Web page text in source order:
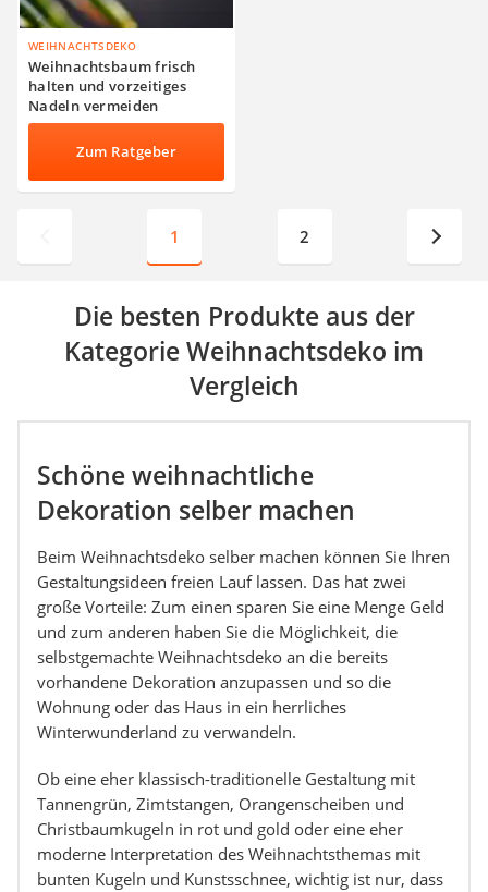
WEIHNACHTSDEKO
Weihnachtsbaum frisch
halten und vorzeitiges
Nadeln vermeiden
Zum Ratgeber
1 2
Die besten Produkte aus der
Kategorie Weihnachtsdeko im
Vergleich
Schöne weihnachtliche
Dekoration selber machen
Beim Weihnachtsdeko selber machen können Sie Ihren
Gestaltungsideen freien Lauf lassen. Das hat zwei
große Vorteile: Zum einen sparen Sie eine Menge Geld
und zum anderen haben Sie die Möglichkeit, die
selbstgemachte Weihnachtsdeko an die bereits
vorhandene Dekoration anzupassen und so die
Wohnung oder das Haus in ein herrliches
Winterwunderland zu verwandeln.
Ob eine eher klassisch-traditionelle Gestaltung mit
Tannengrün, Zimtstangen, Orangenscheiben und
Christbaumkugeln in rot und gold oder eine eher
moderne Interpretation des Weihnachtsthemas mit
bunten Kugeln und Kunstsschnee, wichtig ist nur, dass